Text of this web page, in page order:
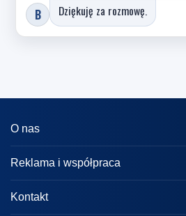
B Dziękuję za rozmowę.
O nas
Informacje o portalu
Reklama i współpraca
Reklama
Kontakt